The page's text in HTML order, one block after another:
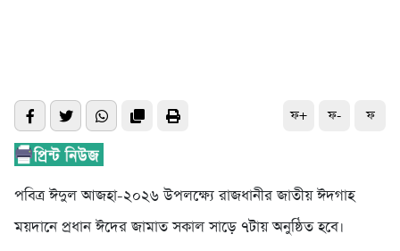
ফ+ ফ- ফ
পবিত্র ঈদুল আজহা-২০২৬ উপলক্ষ্যে রাজধানীর জাতীয় ঈদগাহ
ময়দানে প্রধান ঈদের জামাত সকাল সাড়ে ৭টায় অনুষ্ঠিত হবে।